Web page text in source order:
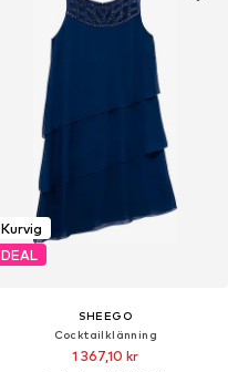
Kurvig
DEAL
SHEEGO
Cocktailklänning
1 367,10 kr